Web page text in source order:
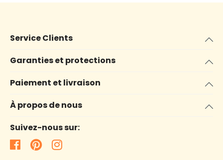
Service Clients
Garanties et protections
Paiement et livraison
À propos de nous
Suivez-nous sur: